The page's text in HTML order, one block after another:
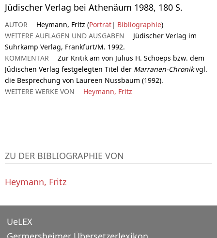
Jüdischer Verlag bei Athenäum 1988, 180 S.
AUTOR Heymann, Fritz (Porträt| Bibliographie)
WEITERE AUFLAGEN UND AUSGABEN
Jüdischer Verlag im
Suhrkamp Verlag, Frankfurt/M. 1992.
KOMMENTAR
Zur Kritik am von Julius H. Schoeps bzw. dem
Jüdischen Verlag festgelegten Titel der Marranen-Chronikvgl.
die Besprechung von Laureen Nussbaum (1992).
WEITERE WERKE VON
Heymann, Fritz
ZU DER BIBLIOGRAPHIE VON
Heymann, Fritz
UeLEX